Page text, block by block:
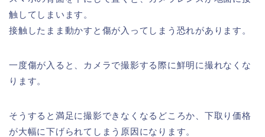
触してしまいます。
接触したまま動かすと傷が入ってしまう恐れがあります。
一度傷が入ると、カメラで撮影する際に鮮明に撮れなくな
ります。
そうすると満足に撮影できなくなるどころか、下取り価格
が大幅に下げられてしまう原因になります。